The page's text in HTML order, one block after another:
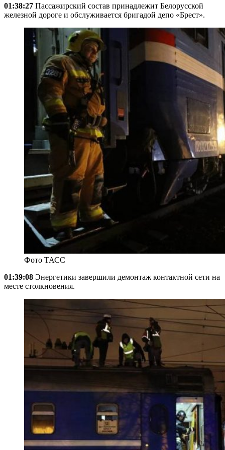
01:38:27 Пассажирский состав принадлежит Белорусской
железной дороге и обслуживается бригадой депо «Брест».
Фото ТАСС
01:39:08 Энергетики завершили демонтаж контактной сети на
месте столкновения.